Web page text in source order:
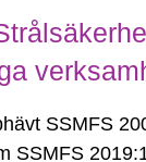
SSMFS
SSMFS